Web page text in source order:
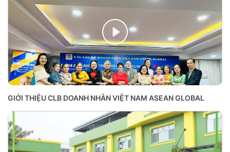
GIỚI THIỆU CLB DOANH NHÂN VIỆT NAM ASEAN GLOBAL